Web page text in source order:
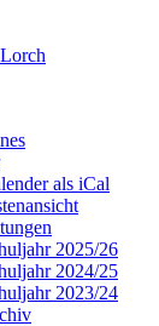
als iCal
2025/26
2024/25
2023/24